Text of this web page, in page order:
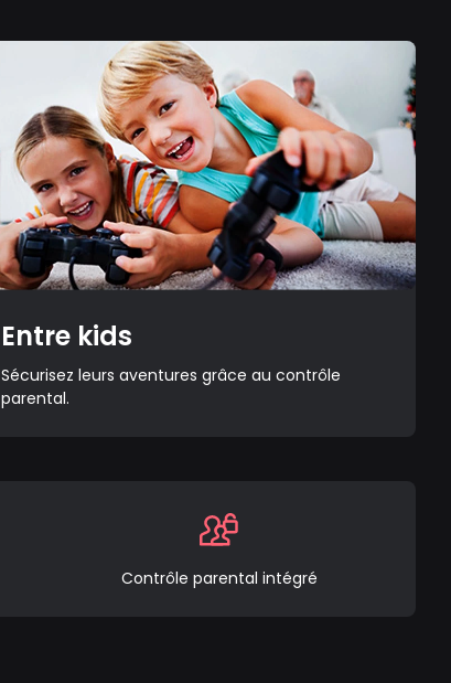
Entre kids
Sécurisez leurs aventures grâce au contrôle
parental.
Contrôle parental intégré